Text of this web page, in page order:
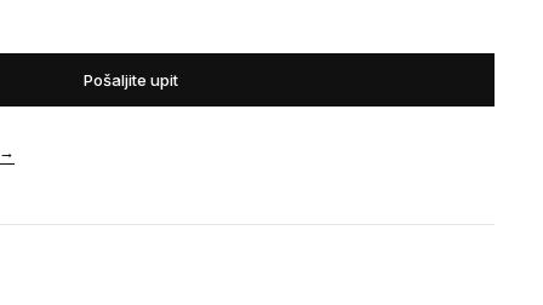
Pošaljite upit